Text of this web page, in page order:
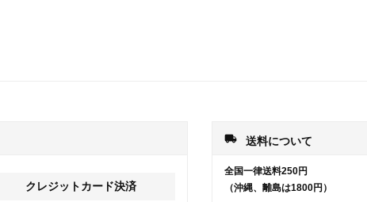
クレジットカード決済
local_shipping 送料について
全国一律送料250円
（沖縄、離島は1800円）